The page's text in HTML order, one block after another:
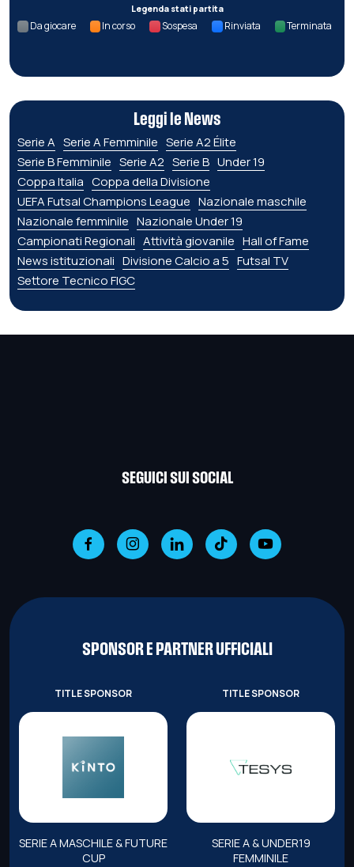
Legenda stati partita
Da giocare In corso Sospesa Rinviata Terminata
Leggi le News
Serie A Serie A Femminile Serie A2 Élite
Serie B Femminile Serie A2 Serie B Under 19
Coppa Italia Coppa della Divisione
UEFA Futsal Champions League Nazionale maschile
Nazionale femminile Nazionale Under 19
Campionati Regionali Attività giovanile Hall of Fame
News istituzionali Divisione Calcio a 5 Futsal TV
Settore Tecnico FIGC
SEGUICI SUI SOCIAL
SPONSOR E PARTNER UFFICIALI
TITLE SPONSOR
SERIE A MASCHILE & FUTURE
CUP
TITLE SPONSOR
SERIE A & UNDER19
FEMMINILE